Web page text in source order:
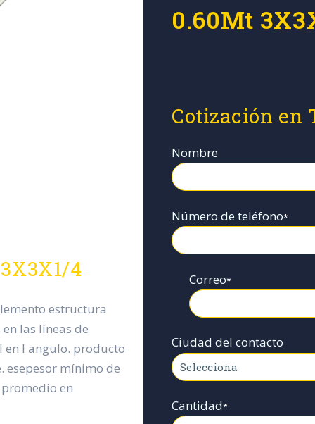
4
estructura
las líneas de
en l angulo. producto
esepesor mínimo de
en
0.60Mt
Cotización en
Nombre
Número de teléfono*
Correo*
Ciudad del contacto
Cantidad*